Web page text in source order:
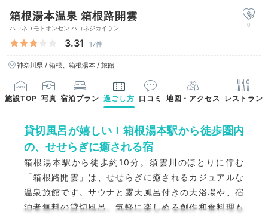
箱根湯本温泉 箱根路開雲
ハコネユモトオンセン ハコネジカイウン
3.31 17件
神奈川県 / 箱根、箱根湯本 / 旅館
0
施設TOP 写真 宿泊プラン 過ごし方 口コミ 地図・アクセス レストラン
貸切風呂が嬉しい！箱根湯本駅から徒歩圏内
の、せせらぎに癒される宿
箱根湯本駅から徒歩約10分。須雲川のほとりに佇む
「箱根路開雲」は、せせらぎに癒されるカジュアルな
温泉旅館です。サウナと露天風呂付きの大浴場や、宿
泊者無料の貸切風呂、気軽に楽しめる創作和食料理も